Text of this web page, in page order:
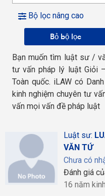
Bộ lọc nâng cao
Bỏ bộ lọc
Bạn muốn tìm luật sư /
tư vấn pháp lý luật Giỏi
Toàn quốc. iLAW có
kinh nghiệm chuyên tư
vấn mọi vấn đề pháp luật
Luật sư:
VĂN TỨ
Chưa có
Đánh giá
16 năm